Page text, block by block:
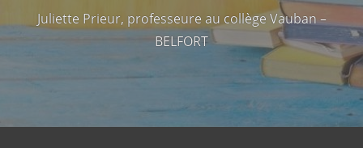
Juliette Prieur, professeure au collège Vauban –
BELFORT